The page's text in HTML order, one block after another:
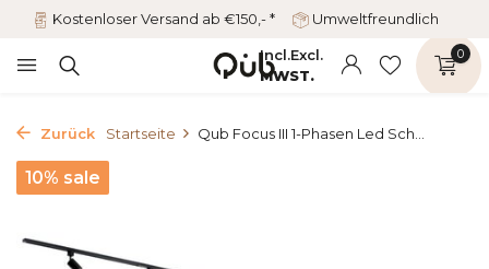
Kostenloser Versand ab €150,- * Umweltfreundlich
Incl.Excl.
MWST.
0
Zurück Startseite Qub Focus III 1-Phasen Led Sch...
10% sale